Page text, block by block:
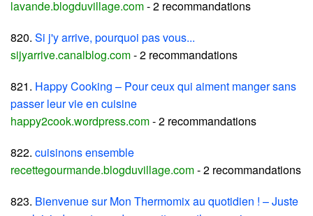
lavande.blogduvillage.com- 2 recommandations
820. Si j'y arrive, pourquoi pas vous...
sijyarrive.canalblog.com- 2 recommandations
821. Happy Cooking – Pour ceux qui aiment manger sans
passer leur vie en cuisine
happy2cook.wordpress.com- 2 recommandations
822. cuisinons ensemble
recettegourmande.blogduvillage.com- 2 recommandations
823. Bienvenue sur Mon Thermomix au quotidien ! – Juste